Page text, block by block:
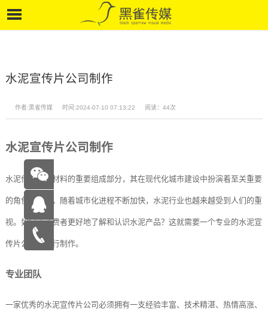
水泥宣传片公司制作
作者:黑雀传媒 时间:2024-07-10 07:13:22 阅读：44次
水泥宣传片公司制作
水泥作为建筑材料的重要组成部分，其在现代化城市建设中扮演着至关重要
的角色。因此，随着城市化进程不断加快，水泥行业也越来越受到人们的重
视。如何让消费者更好地了解和认识水泥产品？这就需要一个专业的水泥宣
传片公司来进行制作。
专业团队
一家优秀的水泥宣传片公司必须拥有一支经验丰富、技术精湛、热情高涨、
在线咨